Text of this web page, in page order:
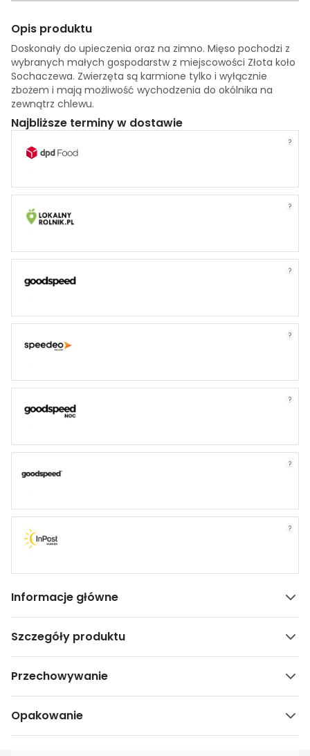
Opis produktu
Doskonały do upieczenia oraz na zimno. Mięso pochodzi z
wybranych małych gospodarstw z miejscowości Złota koło
Sochaczewa. Zwierzęta są karmione tylko i wyłącznie
zbożem i mają możliwość wychodzenia do okólnika na
zewnątrz chlewu.
Najbliższe terminy w dostawie
?
?
?
?
?
?
?
Informacje główne
Szczegóły produktu
Przechowywanie
Opakowanie